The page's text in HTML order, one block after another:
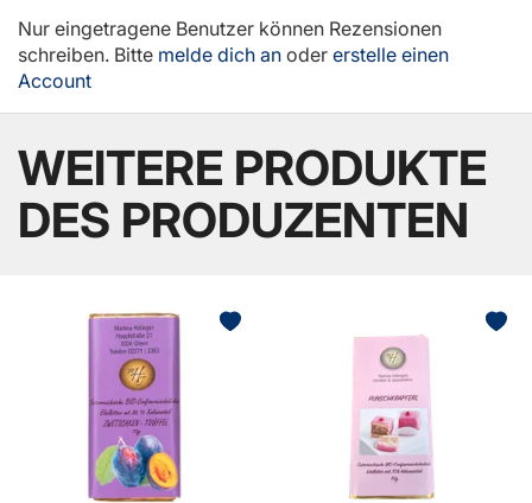
Nur eingetragene Benutzer können Rezensionen
schreiben. Bitte melde dich an oder erstelle einen
Account
WEITERE PRODUKTE
DES PRODUZENTEN